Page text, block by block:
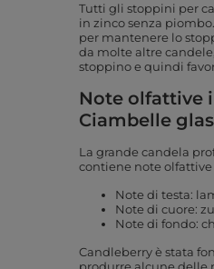
Tutti gli stoppini per
in zinco senza
per mantenere lo
da molte altre
stoppino e quindi
Note olfattive
Ciambelle
La grande candela
contiene note
Note di testa:
Note di cuore:
Note di fondo:
Candleberry è stata